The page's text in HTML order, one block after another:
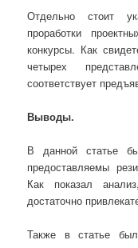
Отдельно стоит
проработки
конкурсы. Как
четырех
соответствует
Выводы.
В данной статье
предоставляемы
Как показал
достаточно
Также в статье